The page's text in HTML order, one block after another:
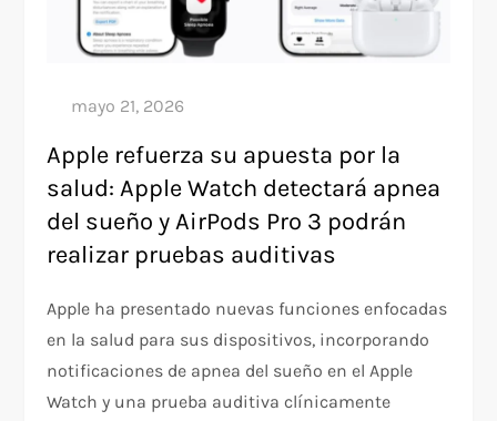
Apple refuerza su apuesta por la
salud: Apple Watch detectará apnea
del sueño y AirPods Pro 3 podrán
realizar pruebas auditivas
Apple ha presentado nuevas funciones enfocadas
en la salud para sus dispositivos, incorporando
notificaciones de apnea del sueño en el Apple
Watch y una prueba auditiva clínicamente